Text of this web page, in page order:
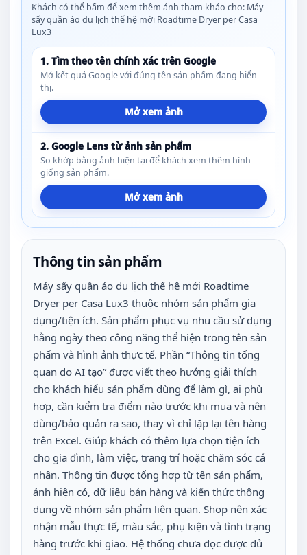
Khách có thể bấm để xem thêm ảnh tham khảo cho: Máy
sấy quần áo du lịch thế hệ mới Roadtime Dryer per Casa
Lux3
1. Tìm theo tên chính xác trên Google
Mở kết quả Google với đúng tên sản phẩm đang hiển
thị.
Mở xem ảnh
2. Google Lens từ ảnh sản phẩm
So khớp bằng ảnh hiện tại để khách xem thêm hình
giống sản phẩm.
Mở xem ảnh
Thông tin sản phẩm
Máy sấy quần áo du lịch thế hệ mới Roadtime
Dryer per Casa Lux3 thuộc nhóm sản phẩm gia
dụng/tiện ích. Sản phẩm phục vụ nhu cầu sử dụng
hằng ngày theo công năng thể hiện trong tên sản
phẩm và hình ảnh thực tế. Phần “Thông tin tổng
quan do AI tạo” được viết theo hướng giải thích
cho khách hiểu sản phẩm dùng để làm gì, ai phù
hợp, cần kiểm tra điểm nào trước khi mua và nên
dùng/bảo quản ra sao, thay vì chỉ lặp lại tên hàng
trên Excel. Giúp khách có thêm lựa chọn tiện ích
cho gia đình, làm việc, trang trí hoặc chăm sóc cá
nhân. Thông tin được tổng hợp từ tên sản phẩm,
ảnh hiện có, dữ liệu bán hàng và kiến thức thông
dụng về nhóm sản phẩm liên quan. Shop nên xác
nhận mẫu thực tế, màu sắc, phụ kiện và tình trạng
hàng trước khi giao. Hệ thống chưa đọc được đủ